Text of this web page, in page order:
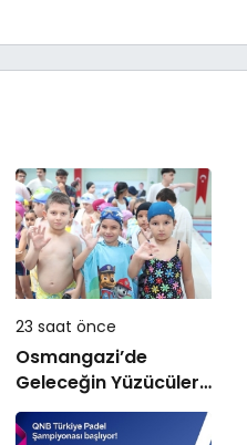
23 saat önce
Osmangazi’de
Geleceğin Yüzücüleri
Sertifikalarını Aldı